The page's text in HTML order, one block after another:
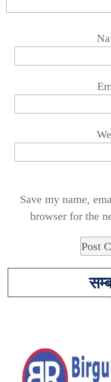
Save my name,
browser for the